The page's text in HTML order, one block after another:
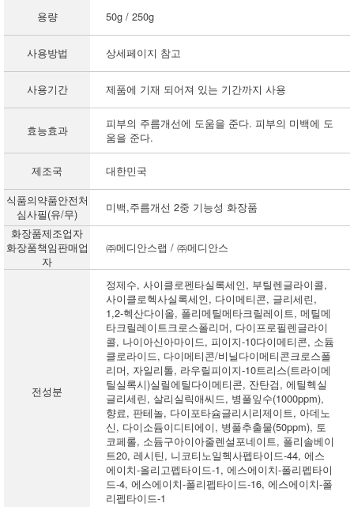
용량 50g / 250g
사용방법 상세페이지 참고
사용기간 제품에 기재 되어져 있는 기간까지 사용
효능효과
피부의 주름개선에 도움을 준다. 피부의 미백에 도
움을 준다.
제조국
대한민국
식품의약품안전처
심사필(유/무)
미백,주름개선 2중 기능성 화장품
화장품제조업자
화장품책임판매업
자
㈜메디안스랩 / ㈜메디안스
전성분
정제수, 사이클로펜타실록세인, 부틸렌글라이콜,
사이클로헥사실록세인, 다이메티콘, 글리세린,
1,2-헥산다이올, 폴리메틸메타크릴레이트, 메틸메
타크릴레이트크로스폴리머, 다이프로필렌글라이
콜, 나이아신아마이드, 피이지-10다이메티콘, 소듐
클로라이드, 다이메티콘/비닐다이메티콘크로스폴
리머, 자일리톨, 라우릴피이지-10트리스(트라이메
틸실록시)실릴에틸다이메티콘, 잔탄검, 에틸헥실
글리세린, 살리실릭애씨드, 병풀잎수(1000ppm),
향료, 판테놀, 다이포타슘글리시리제이트, 아데노
신, 다이소듐이디티에이, 병풀추출물(50ppm), 토
코페롤, 소듐구아이아줄렌설포네이트, 폴리솔베이
트20, 레시틴, 니코티노일헥사펩타이드-44, 에스
에이치-올리고펩타이드-1, 에스에이치-폴리펩타이
드-4, 에스에이치-폴리펩타이드-16, 에스에이치-폴
리펩타이드-1